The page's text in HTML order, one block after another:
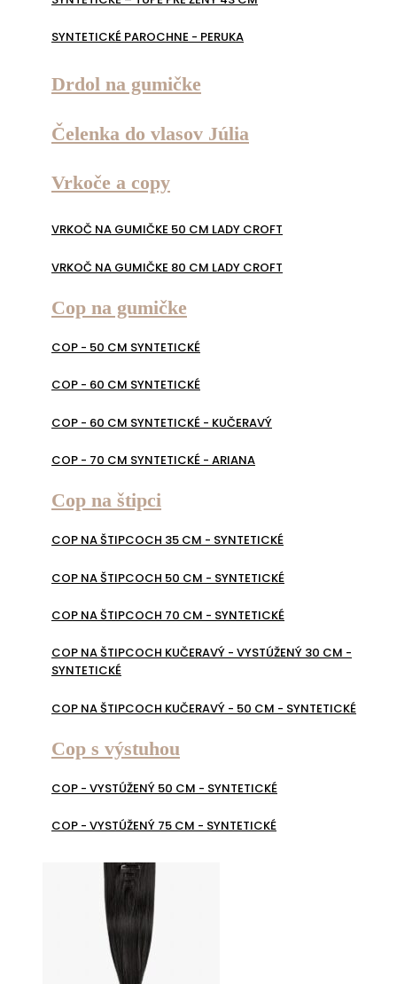
SYNTETICKÉ PAROCHNE - PERUKA
Drdol na gumičke
Čelenka do vlasov Júlia
Vrkoče a copy
VRKOČ NA GUMIČKE 50 CM LADY CROFT
VRKOČ NA GUMIČKE 80 CM LADY CROFT
Cop na gumičke
COP - 50 CM SYNTETICKÉ
COP - 60 CM SYNTETICKÉ
COP - 60 CM SYNTETICKÉ - KUČERAVÝ
COP - 70 CM SYNTETICKÉ - ARIANA
Cop na štipci
COP NA ŠTIPCOCH 35 CM - SYNTETICKÉ
COP NA ŠTIPCOCH 50 CM - SYNTETICKÉ
COP NA ŠTIPCOCH 70 CM - SYNTETICKÉ
COP NA ŠTIPCOCH KUČERAVÝ - VYSTÚŽENÝ 30 CM -
SYNTETICKÉ
COP NA ŠTIPCOCH KUČERAVÝ - 50 CM - SYNTETICKÉ
Cop s výstuhou
COP - VYSTÚŽENÝ 50 CM - SYNTETICKÉ
COP - VYSTÚŽENÝ 75 CM - SYNTETICKÉ